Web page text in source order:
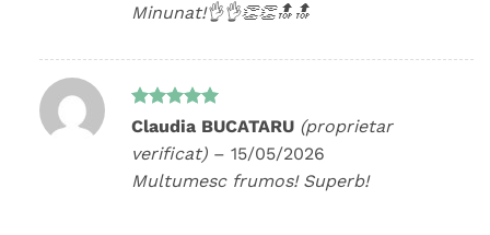
Minunat!👌👌👏👏🔝🔝
Evaluat la
din 5
Claudia BUCATARU (proprietar
verificat) – 15/05/2026
Multumesc frumos! Superb!